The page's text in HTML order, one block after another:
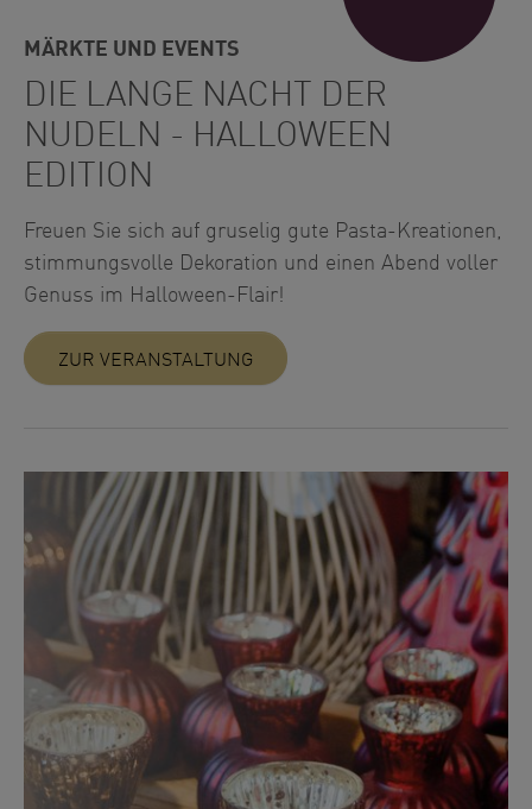
MÄRKTE UND EVENTS
DIE LANGE NACHT DER
NUDELN - HALLOWEEN
EDITION
Freuen Sie sich auf gruselig gute Pasta-Kreationen,
stimmungsvolle Dekoration und einen Abend voller
Genuss im Halloween-Flair!
ZUR VERANSTALTUNG